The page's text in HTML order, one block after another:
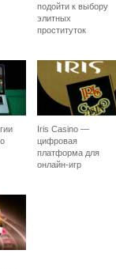
подойти к выбору
элитных
проституток
Iris Casino —
цифровая
платформа для
онлайн-игр